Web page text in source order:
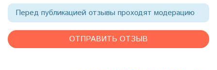
Перед публикацией отзывы проходят модерацию